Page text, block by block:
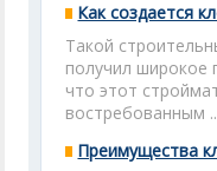
Как создается
Такой
получил широкое
что этот
востребованным
Преимущества